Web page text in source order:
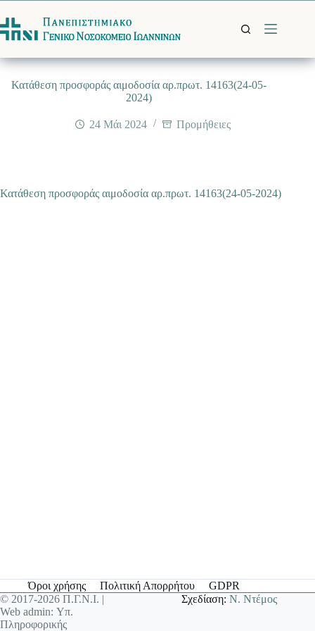
στο
περιεχόμενο
Κατάθεση προσφοράς αιμοδοσία αρ.πρωτ. 14163(24-05-
2024)
24 Μάι 2024 Προμήθειες
Κατάθεση προσφοράς αιμοδοσία αρ.πρωτ. 14163(24-05-2024)
Όροι χρήσης Πολιτική Απορρήτου
GDPR
© 2017-2026 Π.Γ.Ν.Ι. |
Web admin: Υπ.
Πληροφορικής
Σχεδίαση:Ν. Ντέμος